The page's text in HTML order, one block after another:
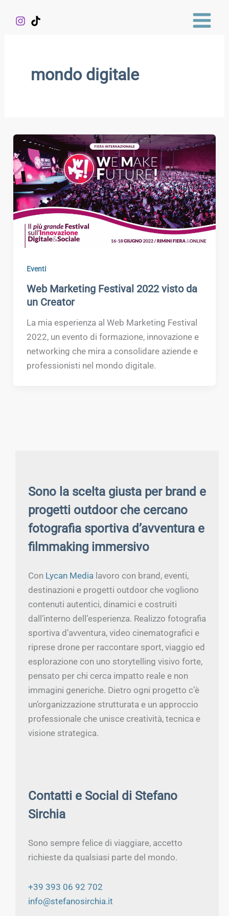
mondo digitale
Eventi
Web Marketing Festival 2022 visto da
un Creator
La mia esperienza al Web Marketing Festival
2022, un evento di formazione, innovazione e
networking che mira a consolidare aziende e
professionisti nel mondo digitale.
Sono la scelta giusta per brand e
progetti outdoor che cercano
fotografia sportiva d’avventura e
filmmaking immersivo
Con Lycan Media lavoro con brand, eventi,
destinazioni e progetti outdoor che vogliono
contenuti autentici, dinamici e costruiti
dall’interno dell’esperienza. Realizzo fotografia
sportiva d’avventura, video cinematografici e
riprese drone per raccontare sport, viaggio ed
esplorazione con uno storytelling visivo forte,
pensato per chi cerca impatto reale e non
immagini generiche. Dietro ogni progetto c’è
un’organizzazione strutturata e un approccio
professionale che unisce creatività, tecnica e
visione strategica.
Contatti e Social di Stefano
Sirchia
Sono sempre felice di viaggiare, accetto
richieste da qualsiasi parte del mondo.
+39 393 06 92 702
info@stefanosirchia.it